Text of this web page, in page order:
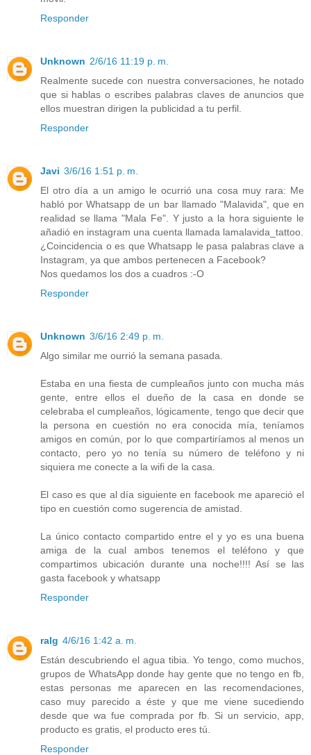
Responder
Unknown 2/6/16 11:19 p. m.
Realmente sucede con nuestra conversaciones, he notado
que si hablas o escribes palabras claves de anuncios que
ellos muestran dirigen la publicidad a tu perfil.
Responder
Javi 3/6/16 1:51 p. m.
El otro día a un amigo le ocurrió una cosa muy rara: Me
habló por Whatsapp de un bar llamado "Malavida", que en
realidad se llama "Mala Fe". Y justo a la hora siguiente le
añadió en instagram una cuenta llamada lamalavida_tattoo.
¿Coincidencia o es que Whatsapp le pasa palabras clave a
Instagram, ya que ambos pertenecen a Facebook?
Nos quedamos los dos a cuadros :-O
Responder
Unknown 3/6/16 2:49 p. m.
Algo similar me ourrió la semana pasada.
Estaba en una fiesta de cumpleaños junto con mucha más
gente, entre ellos el dueño de la casa en donde se
celebraba el cumpleaños, lógicamente, tengo que decir que
la persona en cuestión no era conocida mía, teníamos
amigos en común, por lo que compartiríamos al menos un
contacto, pero yo no tenía su número de teléfono y ni
siquiera me conecte a la wifi de la casa.
El caso es que al día siguiente en facebook me apareció el
tipo en cuestión como sugerencia de amistad.
La único contacto compartido entre el y yo es una buena
amiga de la cual ambos tenemos el teléfono y que
compartimos ubicación durante una noche!!!! Así se las
gasta facebook y whatsapp
Responder
ralg 4/6/16 1:42 a. m.
Están descubriendo el agua tibia. Yo tengo, como muchos,
grupos de WhatsApp donde hay gente que no tengo en fb,
estas personas me aparecen en las recomendaciones,
caso muy parecido a éste y que me viene sucediendo
desde que wa fue comprada por fb. Si un servicio, app,
producto es gratis, el producto eres tú.
Responder